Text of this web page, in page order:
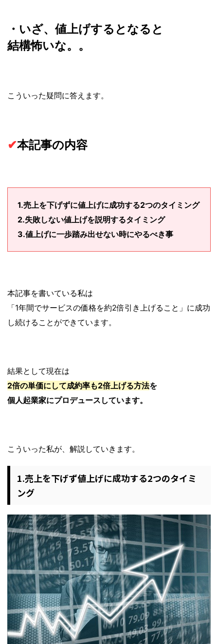
・いざ、値上げするとなると
結構怖いな。。
こういった疑問に答えます。
✔︎本記事の内容
1.売上を下げずに値上げに成功する2つのタイミング
2.失敗しない値上げを説明するタイミング
3.値上げに一歩踏み出せない時にやるべき事
本記事を書いている私は
「1年間でサービスの価格を約2倍引き上げること」に成功
し続けることができています。
結果として現在は
2倍の単価にして成約率も2倍上げる方法を
個人起業家にプロデュースしています。
こういった私が、解説していきます。
1.売上を下げず値上げに成功する2つのタイミ
ング